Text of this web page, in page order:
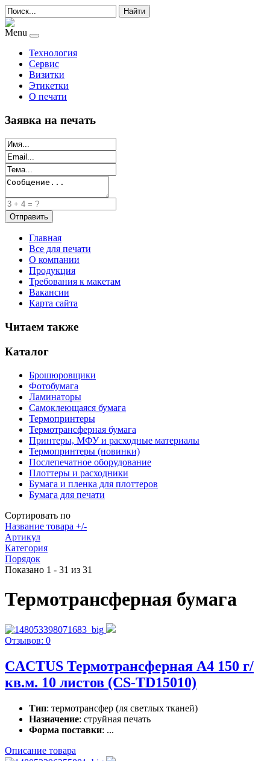
Найти
Menu
Технология
Сервис
Визитки
Этикетки
О печати
Заявка на печать
Главная
Все для печати
О компании
Продукция
Требования к макетам
Вакансии
Карта сайта
Читаем также
Каталог
Брошюровщики
Фотобумага
Ламинаторы
Самоклеющаяся бумага
Термопринтеры
Термотрансферная бумага
Принтеры, МФУ и расходные материалы
Термопринтеры (новинки)
Послепечатное оборудование
Плоттеры и расходники
Бумага и пленка для плоттеров
Бумага для печати
Сортировать по
Название товара +/-
Артикул
Категория
Порядок
Показано 1 - 31 из 31
Термотрансферная бумага
Отзывов: 0
CACTUS Термотрансферная A4 150 г/
кв.м. 10 листов (CS-TD15010)
Тип: термотрансфер (ля светлых тканей)
Назначение: струйная печать
Форма поставки: ...
Описание товара